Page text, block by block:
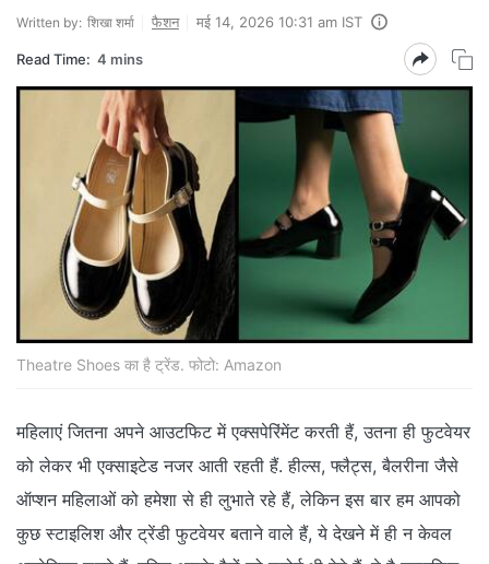
Written by: शिखा शर्मा फैशन मई 14, 2026 10:31 am IST
Read Time: 4 mins
Theatre Shoes का है ट्रेंड. फोटो: Amazon
महिलाएं जितना अपने आउटफिट में एक्‍सपेरिंमेंट करती हैं, उतना ही फुटवेयर
को लेकर भी एक्‍साइटेड नजर आती रहती हैं. हील्‍स, फ्लैट्स, बैलरीना जैसे
ऑप्‍शन महिलाओं को हमेशा से ही लुभाते रहे हैं, लेकिन इस बार हम आपको
कुछ स्‍टाइलिश और ट्रेंडी फुटवेयर बताने वाले हैं, ये देखने में ही न केवल